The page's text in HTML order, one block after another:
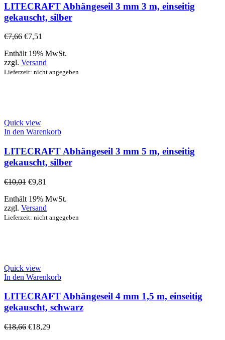
LITECRAFT Abhängeseil 3 mm 3 m, einseitig
gekauscht, silber
€7,66 €7,51
Enthält 19% MwSt.
zzgl. Versand
Lieferzeit: nicht angegeben
Quick view
In den Warenkorb
LITECRAFT Abhängeseil 3 mm 5 m, einseitig
gekauscht, silber
€10,01 €9,81
Enthält 19% MwSt.
zzgl. Versand
Lieferzeit: nicht angegeben
Quick view
In den Warenkorb
LITECRAFT Abhängeseil 4 mm 1,5 m, einseitig
gekauscht, schwarz
€18,66 €18,29